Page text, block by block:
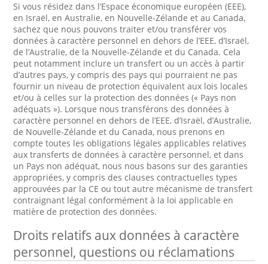
Si vous résidez dans l’Espace économique européen (EEE),
en Israël, en Australie, en Nouvelle-Zélande et au Canada,
sachez que nous pouvons traiter et/ou transférer vos
données à caractère personnel en dehors de l’EEE, d’Israël,
de l’Australie, de la Nouvelle-Zélande et du Canada. Cela
peut notamment inclure un transfert ou un accès à partir
d’autres pays, y compris des pays qui pourraient ne pas
fournir un niveau de protection équivalent aux lois locales
et/ou à celles sur la protection des données (« Pays non
adéquats »). Lorsque nous transférons des données à
caractère personnel en dehors de l’EEE, d’Israël, d’Australie,
de Nouvelle-Zélande et du Canada, nous prenons en
compte toutes les obligations légales applicables relatives
aux transferts de données à caractère personnel, et dans
un Pays non adéquat, nous nous basons sur des garanties
appropriées, y compris des clauses contractuelles types
approuvées par la CE ou tout autre mécanisme de transfert
contraignant légal conformément à la loi applicable en
matière de protection des données.
Droits relatifs aux données à caractère
personnel, questions ou réclamations